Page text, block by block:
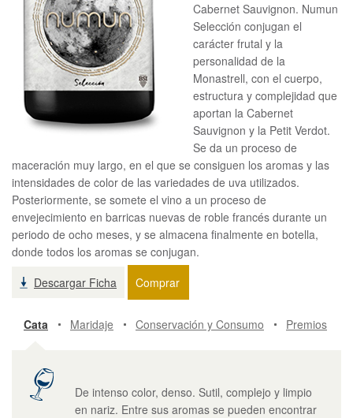
Cabernet Sauvignon. Numun
Selección conjugan el
carácter frutal y la
personalidad de la
Monastrell, con el cuerpo,
estructura y complejidad que
aportan la Cabernet
Sauvignon y la Petit Verdot.
Se da un proceso de
maceración muy largo, en el que se consiguen los aromas y las
intensidades de color de las variedades de uva utilizados.
Posteriormente, se somete el vino a un proceso de
envejecimiento en barricas nuevas de roble francés durante un
periodo de ocho meses, y se almacena finalmente en botella,
donde todos los aromas se conjugan.
Descargar Ficha
Comprar
Cata Maridaje Conservación y Consumo Premios
De intenso color, denso. Sutil, complejo y limpio
en nariz. Entre sus aromas se pueden encontrar